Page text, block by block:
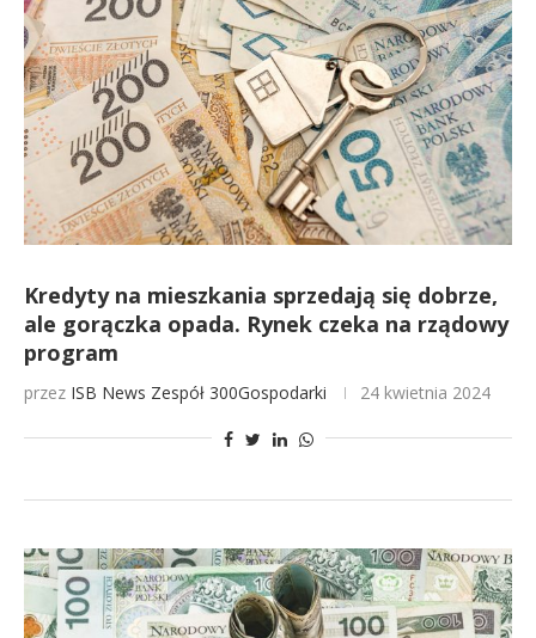
Kredyty na mieszkania sprzedają się dobrze,
ale gorączka opada. Rynek czeka na rządowy
program
przez ISB News Zespół 300Gospodarki 24 kwietnia 2024